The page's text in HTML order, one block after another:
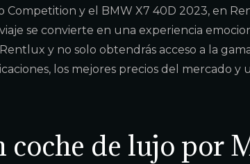
Competition y el BMW X7 40D 2023, en
se convierte en una experiencia
y no solo obtendrás acceso a la
los mejores precios del mercado
coche de lujo por